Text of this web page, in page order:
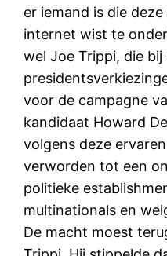
er iemand is die
internet wist te
wel Joe Trippi, die bij
voor de campagne
kandidaat Howard
volgens deze
verworden tot een
politieke
multinationals en
De macht moest